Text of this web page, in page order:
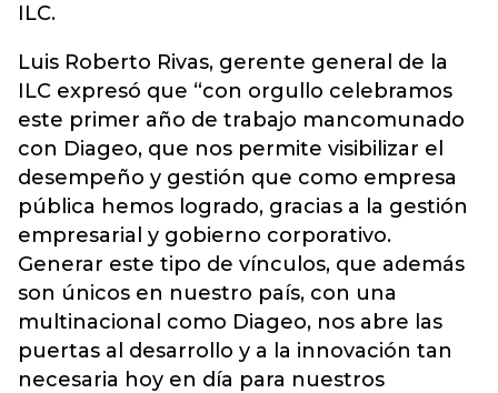
ILC.
Luis Roberto Rivas, gerente general de la
ILC expresó que “con orgullo celebramos
este primer año de trabajo mancomunado
con Diageo, que nos permite visibilizar el
desempeño y gestión que como empresa
pública hemos logrado, gracias a la gestión
empresarial y gobierno corporativo.
Generar este tipo de vínculos, que además
son únicos en nuestro país, con una
multinacional como Diageo, nos abre las
puertas al desarrollo y a la innovación tan
necesaria hoy en día para nuestros